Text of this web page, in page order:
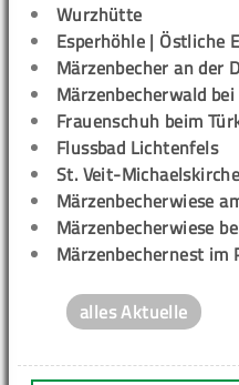
Wurzhütte
Esperhöhle | Östliche
Märzenbecher an der
Märzenbecherwald
Frauenschuh beim
Flussbad Lichtenfels
St. Veit-Michaelskirche
Märzenbecherwiese
Märzenbecherwiese
Märzenbechernest im
alles Aktuelle